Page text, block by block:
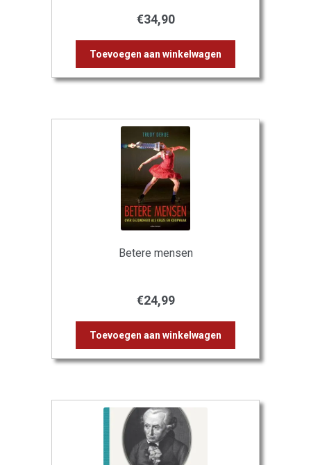
€34,90
Toevoegen aan winkelwagen
Betere mensen
€24,99
Toevoegen aan winkelwagen